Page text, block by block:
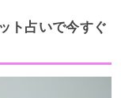
ト占いで今すぐ